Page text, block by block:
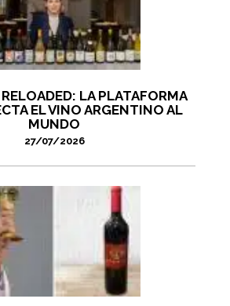
LA PLATAFORMA
EL VINO ARGENTINO AL
MUNDO
27/07/2026